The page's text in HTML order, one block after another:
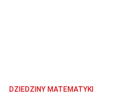
DZIEDZINY MATEMATYKI